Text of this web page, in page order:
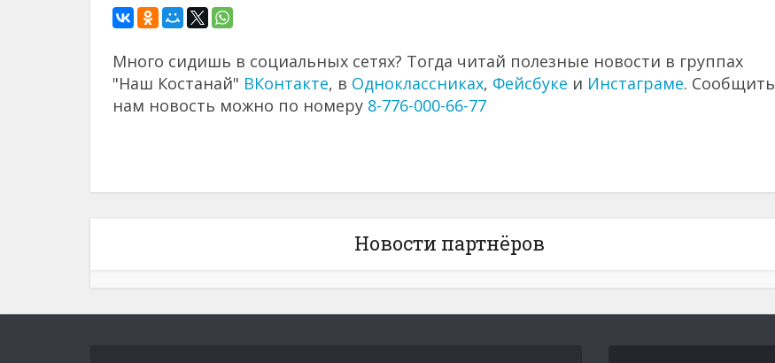
Много сидишь в социальных сетях? Тогда читай полезные новости в группах
"Наш Костанай" ВКонтакте, в Одноклассниках, Фейсбуке и Инстаграме. Сообщить
нам новость можно по номеру 8-776-000-66-77
Новости партнёров